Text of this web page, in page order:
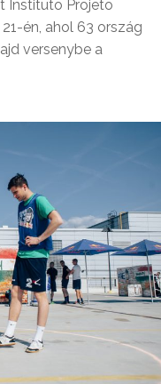
Instituto Projeto
én, ahol 63 ország
versenybe a